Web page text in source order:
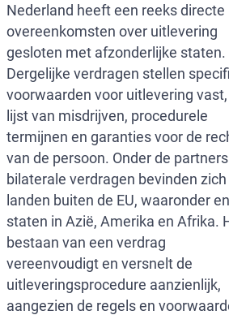
Nederland heeft een reeks directe
overeenkomsten over uitlevering
gesloten met afzonderlijke staten.
Dergelijke verdragen stellen
voorwaarden voor uitlevering
lijst van misdrijven, procedurele
termijnen en garanties voor de
van de persoon. Onder de
bilaterale verdragen bevinden zich
landen buiten de EU, waaronder
staten in Azië, Amerika en Afrika.
bestaan van een verdrag
vereenvoudigt en versnelt de
uitleveringsprocedure aanzienlijk,
aangezien de regels en